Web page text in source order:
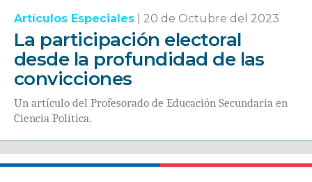
Artículos Especiales 20 de Octubre del 2023
La participación electoral
desde la profundidad de las
convicciones
Un artículo del Profesorado de Educación Secundaria en
Ciencia Política.